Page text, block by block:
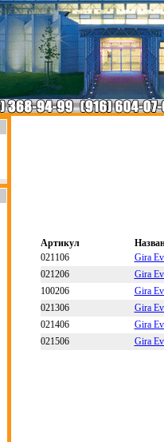
Артикул
021106
Gira
021206
Gira
100206
Gira
021306
Gira
021406
Gira
021506
Gira